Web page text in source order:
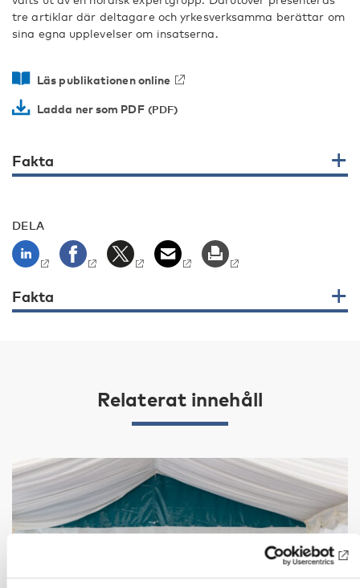
tre artiklar där deltagare och yrkesverksamma berättar om
sina egna upplevelser om insatserna.
Läs publikationen online
Ladda ner som PDF
Fakta
DELA
Fakta
Relaterat innehåll